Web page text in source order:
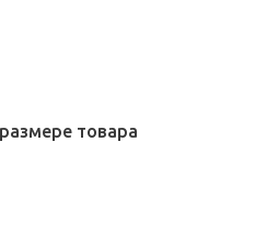
товара